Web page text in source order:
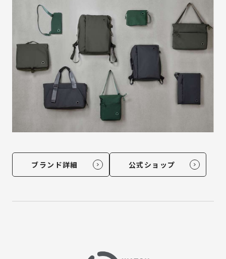
ブランド詳細 公式ショップ